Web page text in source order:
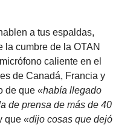
a tus espaldas,
la cumbre de la OTAN
caliente en el
de Canadá, Francia y
de que «había llegado
de prensa de más de 40
que «dijo cosas que dejó